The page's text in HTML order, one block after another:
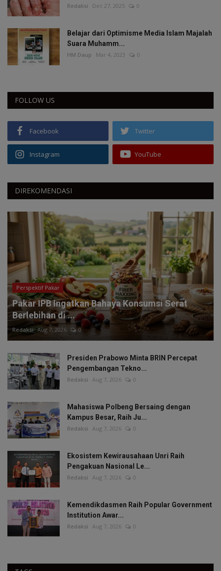
Redaksi Dec 27, 2025 0
Belajar dari Optimisme Media Islam Majalah
Suara Muhamm...
HM Daup Mar 4, 2023 0
FOLLOW US
Facebook Twitter
Instagram YouTube
DIREKOMENDASI
Perspektif Pakar
Pakar IPB Ingatkan Bahaya Konsumsi Serat
Berlebihan di ...
Redaksi Aug 7, 2026 0
Presiden Prabowo Minta BRIN Percepat
Pengembangan Tekno...
Redaksi Aug 7, 2026 0
Mahasiswa Polbeng Bersaing dengan
Kampus Besar, Raih Ju...
Redaksi Aug 7, 2026 0
Ekosistem Kewirausahaan Unri Raih
Pengakuan Nasional Le...
Redaksi Aug 7, 2026 0
Kemendikdasmen Raih Popular Government
Institution Awar...
Redaksi Aug 7, 2026 0